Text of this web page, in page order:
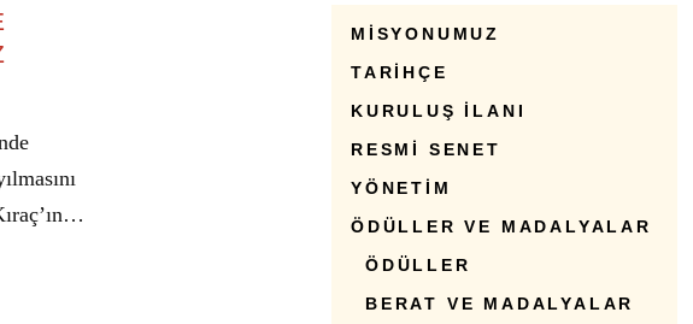
MİSYONUMUZ
TARİHÇE
KURULUŞ İLANI
RESMİ SENET
YÖNETİM
ÖDÜLLER VE MADALYALAR
ÖDÜLLER
BERAT VE MADALYALAR